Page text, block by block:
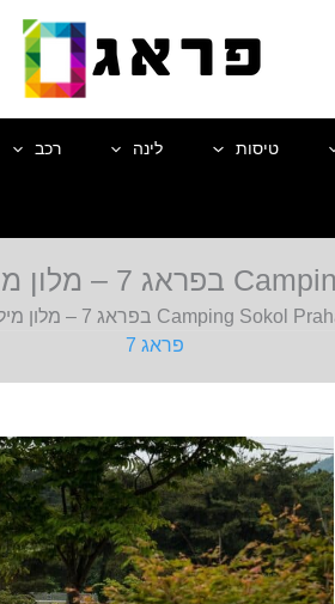
טיסות לינה רכב
פראג 7